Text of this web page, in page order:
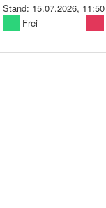
Stand: 15.07.2026, 11:50
Frei